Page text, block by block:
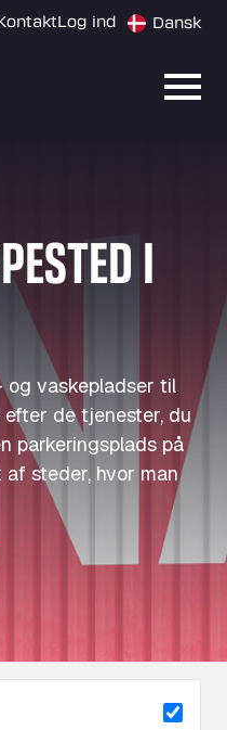
Log ind Dansk
I
og vaskepladser til
efter de tjenester, du
parkeringsplads på
steder, hvor man